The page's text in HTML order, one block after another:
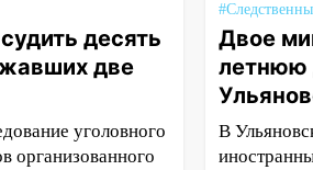
десять
две
уголовного
организованного
Двое
летнюю
В